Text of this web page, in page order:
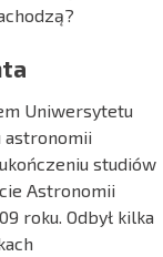
Uniwersytetu
astronomii
studiów
Astronomii
roku. Odbył kilka